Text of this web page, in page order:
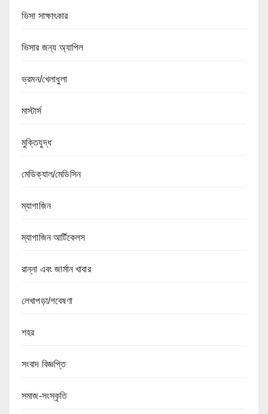
ভিসা সাক্ষাৎকার
ভিসার জন্য অ্যাপিল
ভ্রমন/খেলাধুলা
মাস্টার্স
মুক্তিযুদ্ধ
মেডিক্যাল/মেডিসিন
ম্যাগাজিন
ম্যাগাজিন আর্টিকেলস
রান্না এবং জার্মান খাবার
লেখাপড়া/গবেষণা
শহর
সংবাদ বিজ্ঞপ্তি
সমাজ-সংস্কৃতি